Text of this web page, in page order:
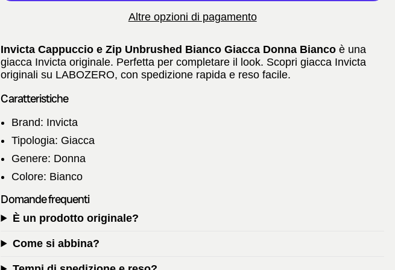
Altre opzioni di pagamento
Invicta Cappuccio e Zip Unbrushed Bianco Giacca Donna Bianco è una
giacca Invicta originale. Perfetta per completare il look. Scopri giacca Invicta
originali su LABOZERO, con spedizione rapida e reso facile.
Caratteristiche
Brand: Invicta
Tipologia: Giacca
Genere: Donna
Colore: Bianco
Domande frequenti
È un prodotto originale?
Come si abbina?